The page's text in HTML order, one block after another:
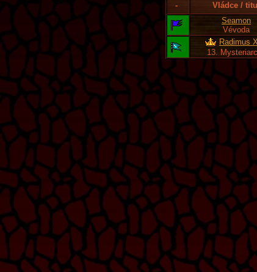
- Vládce / titul
Seamon
Vévoda
Radimus
13.